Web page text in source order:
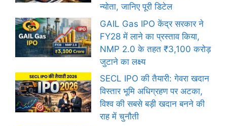
न्योता, जानिए पूरी डिटेल
GAIL Gas IPO केंद्र सरकार ने
FY28 में लाने का प्रस्ताव किया,
NMP 2.0 के तहत ₹3,100 करोड़
जुटाने का लक्ष्य
SECL IPO की तैयारी: गेवरा खदान
विस्तार भूमि अधिग्रहण पर अटका,
विश्व की सबसे बड़ी खदान बनने की
राह में चुनौती